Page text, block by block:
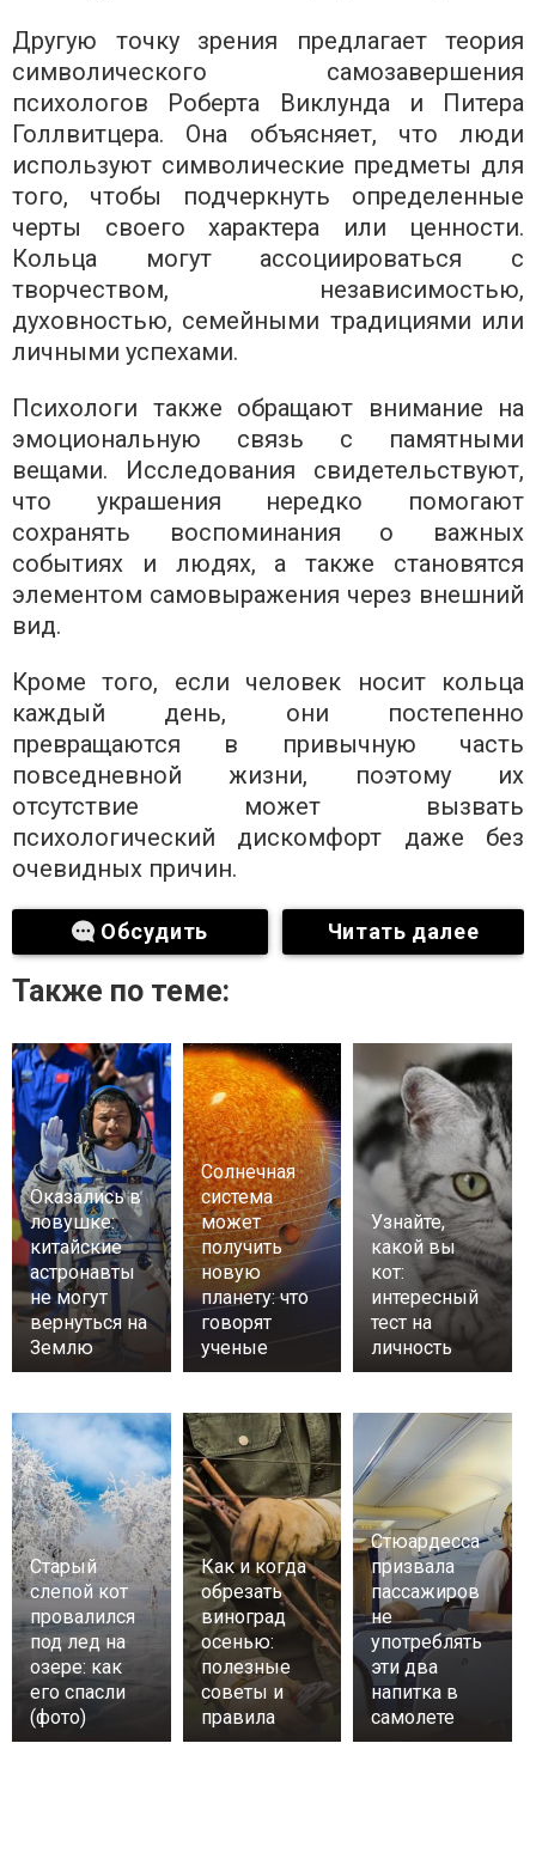
Другую точку зрения предлагает теория
символического самозавершения
психологов Роберта Виклунда и Питера
Голлвитцера. Она объясняет, что люди
используют символические предметы для
того, чтобы подчеркнуть определенные
черты своего характера или ценности.
Кольца могут ассоциироваться с
творчеством, независимостью,
духовностью, семейными традициями или
личными успехами.
Психологи также обращают внимание на
эмоциональную связь с памятными
вещами. Исследования свидетельствуют,
что украшения нередко помогают
сохранять воспоминания о важных
событиях и людях, а также становятся
элементом самовыражения через внешний
вид.
Кроме того, если человек носит кольца
каждый день, они постепенно
превращаются в привычную часть
повседневной жизни, поэтому их
отсутствие может вызвать
психологический дискомфорт даже без
очевидных причин.
Обсудить Читать далее
Также по теме:
Оказались в
ловушке:
китайские
астронавты
не могут
вернуться на
Землю
Солнечная
система
может
получить
новую
планету: что
говорят
ученые
Узнайте,
какой вы
кот:
интересный
тест на
личность
Старый
слепой кот
провалился
под лед на
озере: как
его спасли
(фото)
Как и когда
обрезать
виноград
осенью:
полезные
советы и
правила
Стюардесса
призвала
пассажиров
не
употреблять
эти два
напитка в
самолете